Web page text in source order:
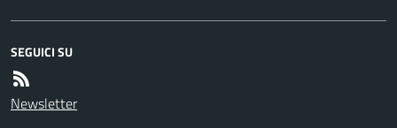
SEGUICI SU
Newsletter